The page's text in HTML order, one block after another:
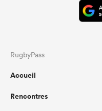
RugbyPass
Accueil
Rencontres